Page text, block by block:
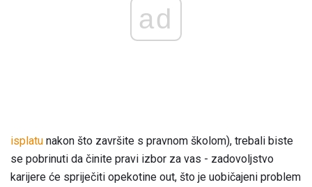
ad
isplatu nakon što završite s pravnom školom), trebali biste
se pobrinuti da činite pravi izbor za vas - zadovoljstvo
karijere će spriječiti opekotine out, što je uobičajeni problem